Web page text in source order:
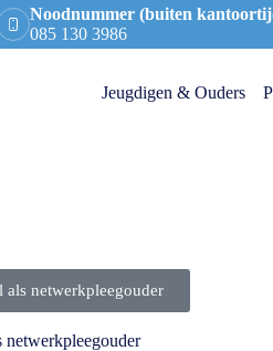
Noodnummer (buiten
085 130 3986
Jeugdigen & Ouders
als netwerkpleegouder
netwerkpleegouder